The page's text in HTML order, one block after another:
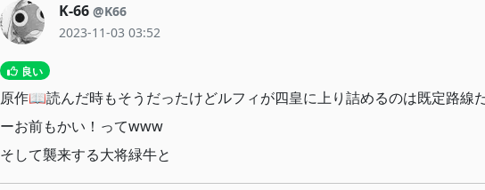
K-66 @K66
2023-11-03 03:52
良い
原作📖読んだ時もそうだったけどルフィが四皇に上り詰めるのは既定路線
ーお前もかい！ってwww
そして襲来する大将緑牛と